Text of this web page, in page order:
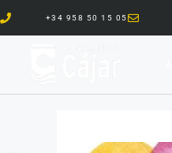
+34 958 50 15 05